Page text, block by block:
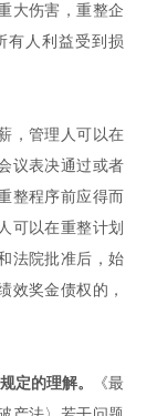
大伤害，重整企
有人利益受到损
，管理人可以在
议表决通过或者
整程序前应得而
可以在重整计划
法院批准后，始
效奖金债权的，
定的理解。
《最